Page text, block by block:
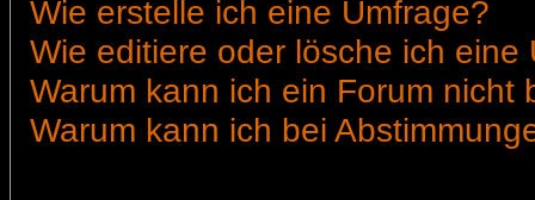
Wie erstelle ich eine Umfrage?
Wie editiere oder lösche ich eine
Warum kann ich ein Forum nicht
Warum kann ich bei